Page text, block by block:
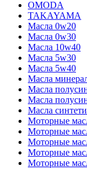
OMODA
TAKAYAMA
Масла 0w20
Масла 0w30
Масла 10w40
Масла 5w30
Масла 5w40
Масла
Масла
Масла
Масла
Моторные
Моторные
Моторные
Моторные
Моторные